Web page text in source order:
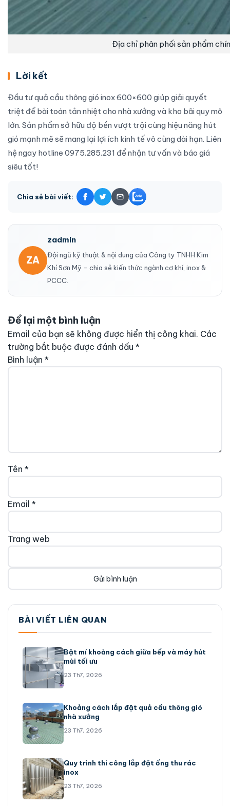
Địa chỉ phân phối sản phẩm
Lời kết
Đầu tư quả cầu thông gió inox 600×600 giúp giải quyết
triệt để bài toán tản nhiệt cho nhà xưởng và kho bãi quy mô
lớn. Sản phẩm sở hữu độ bền vượt trội cùng hiệu năng hút
gió mạnh mẽ sẽ mang lại lợi ích kinh tế vô cùng dài hạn. Liên
hệ ngay hotline 0975.285.231 để nhận tư vấn và báo giá
siêu tốt!
Chia sẻ bài viết:
ZA
zadmin
Đội ngũ kỹ thuật & nội dung của Công ty TNHH Kim
Khí Sơn Mỹ - chia sẻ kiến thức ngành cơ khí, inox &
PCCC.
Để lại một bình luận
Email của bạn sẽ không được hiển thị công khai. Các
trường bắt buộc được đánh dấu *
Bình luận *
Tên *
Email *
Trang web
BÀI VIẾT LIÊN QUAN
Bật mí khoảng cách giữa bếp và máy hút
mùi tối ưu
23 Th7, 2026
Khoảng cách lắp đặt quả cầu thông gió
nhà xưởng
23 Th7, 2026
Quy trình thi công lắp đặt ống thu rác
inox
23 Th7, 2026